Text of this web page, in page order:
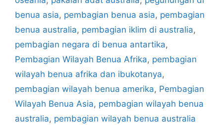
benua asia, pembagian benua asia, pembagian
benua australia, pembagian iklim di australia,
pembagian negara di benua antartika,
Pembagian Wilayah Benua Afrika, pembagian
wilayah benua afrika dan ibukotanya,
pembagian wilayah benua amerika, Pembagian
Wilayah Benua Asia, pembagian wilayah benua
australia, pembagian wilayah benua australia